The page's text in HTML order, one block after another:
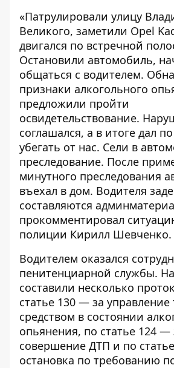
«Патрулировали улицу
Великого, заметили Opel
двигался по встречной
Остановили автомобиль,
общаться с водителем.
признаки алкогольного
предложили пройти
освидетельствование.
соглашался, а в итоге дал
убегать от нас. Сели в
преследование. После
минутного преследования
въехал в дом. Водителя
составляются
прокомментировал
полиции Кирилл Шевченко.
Водителем оказался
пенитенциарной службы.
составили несколько
статье 130 — за
средством в состоянии
опьянения, по статье 124 —
совершение ДТП и по
остановка по требованию